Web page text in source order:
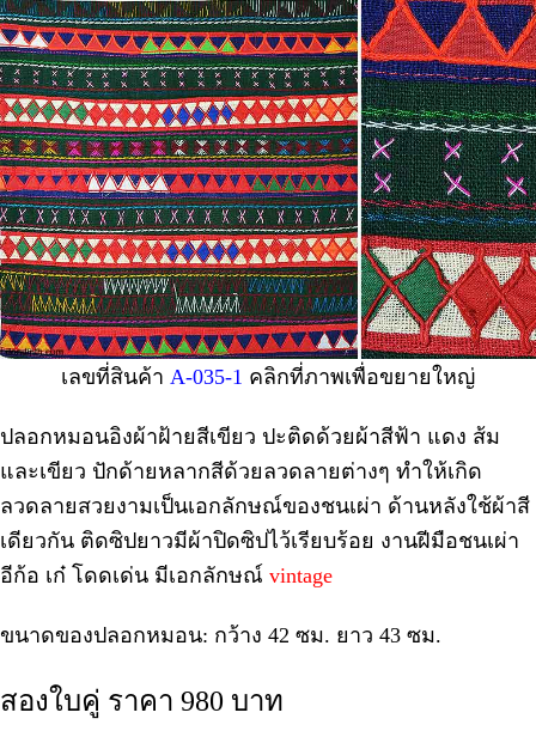
เลขที่สินค้า A-035-1 คลิกที่ภาพเพื่อขยายใหญ่
ปลอกหมอนอิงผ้าฝ้ายสีเขียว ปะติดด้วยผ้าสีฟ้า แดง ส้ม
และเขียว ปักด้ายหลากสีด้วยลวดลายต่างๆ ทำให้เกิด
ลวดลายสวยงามเป็นเอกลักษณ์ของชนเผ่า ด้านหลังใช้ผ้าสี
เดียวกัน ติดซิปยาวมีผ้าปิดซิปไว้เรียบร้อย งานฝีมือชนเผ่า
อีก้อ เก๋ โดดเด่น มีเอกลักษณ์ vintage
ขนาดของปลอกหมอน: กว้าง 42 ซม. ยาว 43 ซม.
สองใบคู่ ราคา 980 บาท